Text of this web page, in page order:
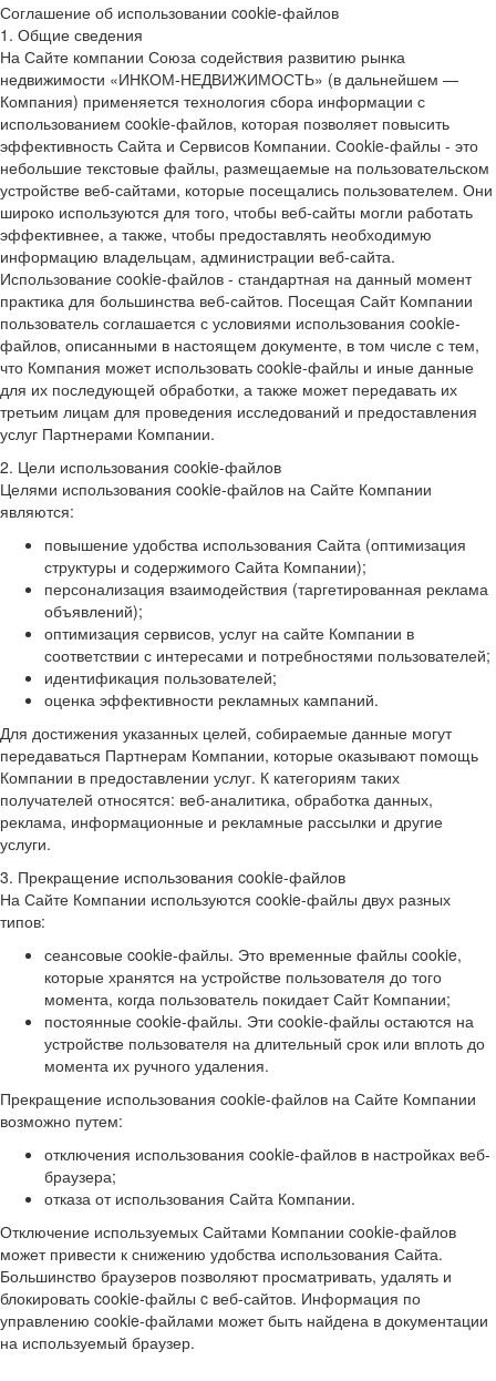
Соглашение об использовании cookie-файлов
1. Общие сведения
На Сайте компании Союза содействия развитию рынка
недвижимости «ИНКОМ-НЕДВИЖИМОСТЬ» (в дальнейшем —
Компания) применяется технология сбора информации с
использованием cookie-файлов, которая позволяет повысить
эффективность Сайта и Сервисов Компании. Сookie-файлы - это
небольшие текстовые файлы, размещаемые на пользовательском
устройстве веб-сайтами, которые посещались пользователем. Они
широко используются для того, чтобы веб-сайты могли работать
эффективнее, а также, чтобы предоставлять необходимую
информацию владельцам, администрации веб-сайта.
Использование cookie-файлов - стандартная на данный момент
практика для большинства веб-сайтов. Посещая Сайт Компании
пользователь соглашается с условиями использования cookie-
файлов, описанными в настоящем документе, в том числе с тем,
что Компания может использовать cookie-файлы и иные данные
для их последующей обработки, а также может передавать их
третьим лицам для проведения исследований и предоставления
услуг Партнерами Компании.
2. Цели использования cookie-файлов
Целями использования cookie-файлов на Сайте Компании
являются:
повышение удобства использования Сайта (оптимизация
структуры и содержимого Сайта Компании);
персонализация взаимодействия (таргетированная реклама
объявлений);
оптимизация сервисов, услуг на сайте Компании в
соответствии с интересами и потребностями пользователей;
идентификация пользователей;
оценка эффективности рекламных кампаний.
Для достижения указанных целей, собираемые данные могут
передаваться Партнерам Компании, которые оказывают помощь
Компании в предоставлении услуг. К категориям таких
получателей относятся: веб-аналитика, обработка данных,
реклама, информационные и рекламные рассылки и другие
услуги.
3. Прекращение использования cookie-файлов
На Сайте Компании используются cookie-файлы двух разных
типов:
сеансовые cookie-файлы. Это временные файлы cookie,
которые хранятся на устройстве пользователя до того
момента, когда пользователь покидает Сайт Компании;
постоянные cookie-файлы. Эти cookie-файлы остаются на
устройстве пользователя на длительный срок или вплоть до
момента их ручного удаления.
Прекращение использования cookie-файлов на Сайте Компании
возможно путем:
отключения использования cookie-файлов в настройках веб-
браузера;
отказа от использования Сайта Компании.
Отключение используемых Сайтами Компании cookie-файлов
может привести к снижению удобства использования Сайта.
Большинство браузеров позволяют просматривать, удалять и
блокировать cookie-файлы c веб-сайтов. Информация по
управлению cookie-файлами может быть найдена в документации
на используемый браузер.